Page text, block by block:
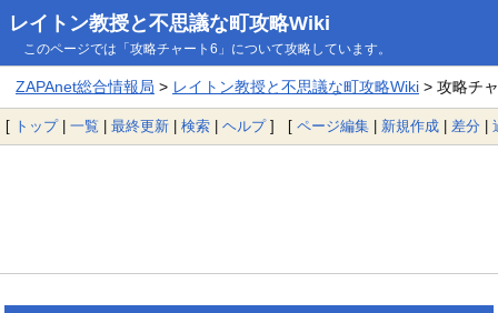
レイトン教授と不思議な町攻略Wiki
このページでは「攻略チャート6」について攻略しています。
ZAPAnet総合情報局 > レイトン教授と不思議な町攻略Wiki> 攻略チ
[ トップ| 一覧 | 最終更新 | 検索 | ヘルプ] [ ページ編集 | 新規作成 | 差分 |